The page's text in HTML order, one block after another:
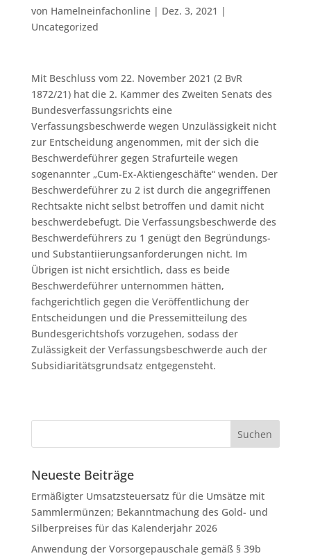
von Hamelneinfachonline| Dez. 3, 2021 |
Uncategorized
Mit Beschluss vom 22. November 2021 (2 BvR
1872/21) hat die 2. Kammer des Zweiten Senats des
Bundesverfassungsrichts eine
Verfassungsbeschwerde wegen Unzulässigkeit nicht
zur Entscheidung angenommen, mit der sich die
Beschwerdeführer gegen Strafurteile wegen
sogenannter „Cum-Ex-Aktiengeschäfte“ wenden. Der
Beschwerdeführer zu 2 ist durch die angegriffenen
Rechtsakte nicht selbst betroffen und damit nicht
beschwerdebefugt. Die Verfassungsbeschwerde des
Beschwerdeführers zu 1 genügt den Begründungs-
und Substantiierungsanforderungen nicht. Im
Übrigen ist nicht ersichtlich, dass es beide
Beschwerdeführer unternommen hätten,
fachgerichtlich gegen die Veröffentlichung der
Entscheidungen und die Pressemitteilung des
Bundesgerichtshofs vorzugehen, sodass der
Zulässigkeit der Verfassungsbeschwerde auch der
Subsidiaritätsgrundsatz entgegensteht.
Neueste Beiträge
Ermäßigter Umsatzsteuersatz für die Umsätze mit
Sammlermünzen; Bekanntmachung des Gold- und
Silberpreises für das Kalenderjahr 2026
Anwendung der Vorsorgepauschale gemäß § 39b